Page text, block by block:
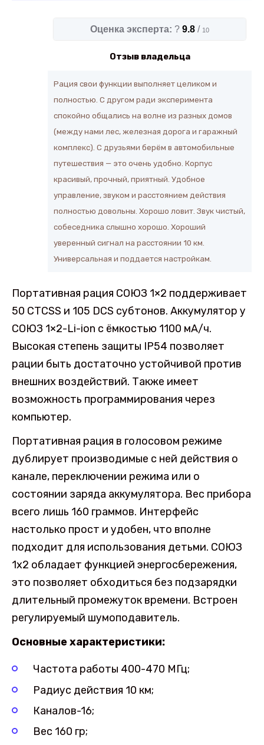
Оценка эксперта: ? 9.8 / 10
Отзыв владельца
Рация свои функции выполняет целиком и
полностью. С другом ради эксперимента
спокойно общались на волне из разных домов
(между нами лес, железная дорога и гаражный
комплекс). С друзьями берём в автомобильные
путешествия — это очень удобно. Корпус
красивый, прочный, приятный. Удобное
управление, звуком и расстоянием действия
полностью довольны. Хорошо ловит. Звук чистый,
собеседника слышно хорошо. Хороший
уверенный сигнал на расстоянии 10 км.
Универсальная и поддается настройкам.
Портативная рация СОЮЗ 1×2 поддерживает
50 CTCSS и 105 DCS субтонов. Аккумулятор у
СОЮЗ 1×2-Li-ion с ёмкостью 1100 мА/ч.
Высокая степень защиты IP54 позволяет
рации быть достаточно устойчивой против
внешних воздействий. Также имеет
возможность программирования через
компьютер.
Портативная рация в голосовом режиме
дублирует производимые с ней действия о
канале, переключении режима или о
состоянии заряда аккумулятора. Вес прибора
всего лишь 160 граммов. Интерфейс
настолько прост и удобен, что вполне
подходит для использования детьми. СОЮЗ
1х2 обладает функцией энергосбережения,
это позволяет обходиться без подзарядки
длительный промежуток времени. Встроен
регулируемый шумоподавитель.
Основные характеристики:
Частота работы 400-470 МГц;
Радиус действия 10 км;
Каналов-16;
Вес 160 гр;